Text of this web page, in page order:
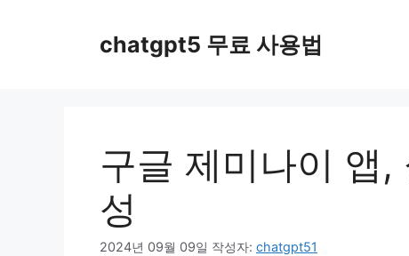
chatgpt5 무료 사용법
구글 제미나이 앱,
성
2024년 09월 09일 작성자: chatgpt51